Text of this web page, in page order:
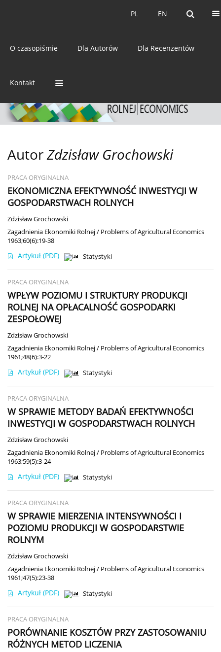
EN
PL EN
PL
O czasopiśmie Dla Autorów Dla Recenzentów
Kontakt
ISSN: 0044-1600
AutorZdzisław Grochowski
PRACA ORYGINALNA
EKONOMICZNA EFEKTYWNOŚĆ INWESTYCJI W
GOSPODARSTWACH ROLNYCH
Zdzisław Grochowski
Zagadnienia Ekonomiki Rolnej / Problems of Agricultural Economics
1963;60(6):19-38
Artykuł (PDF) Statystyki
PRACA ORYGINALNA
WPŁYW POZIOMU I STRUKTURY PRODUKCJI
ROLNEJ NA OPŁACALNOŚĆ GOSPODARKI
ZESPOŁOWEJ
Zdzisław Grochowski
Zagadnienia Ekonomiki Rolnej / Problems of Agricultural Economics
1961;48(6):3-22
Artykuł (PDF) Statystyki
PRACA ORYGINALNA
W SPRAWIE METODY BADAŃ EFEKTYWNOŚCI
INWESTYCJI W GOSPODARSTWACH ROLNYCH
Zdzisław Grochowski
Zagadnienia Ekonomiki Rolnej / Problems of Agricultural Economics
1963;59(5):3-24
Artykuł (PDF) Statystyki
PRACA ORYGINALNA
W SPRAWIE MIERZENIA INTENSYWNOŚCI I
POZIOMU PRODUKCJI W GOSPODARSTWIE
ROLNYM
Zdzisław Grochowski
Zagadnienia Ekonomiki Rolnej / Problems of Agricultural Economics
1961;47(5):23-38
Artykuł (PDF) Statystyki
PRACA ORYGINALNA
PORÓWNANIE KOSZTÓW PRZY ZASTOSOWANIU
RÓŻNYCH METOD LICZENIA